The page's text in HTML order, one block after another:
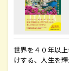
世界を４０年以
けする、人生を